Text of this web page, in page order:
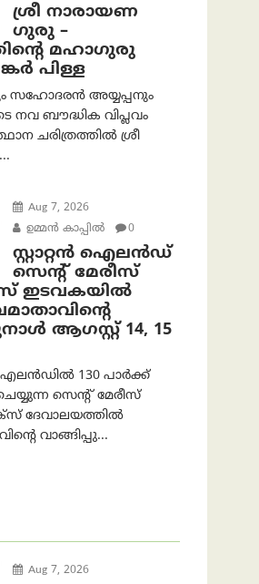
ശ്രീ നാരായണ
ഗുരു –
മഹാഗുരു
പിള്ള
സഹോദരൻ അയ്യപ്പനും
നവ ബൗദ്ധിക വിപ്ലവം
ചരിത്രത്തിൽ ശ്രീ
Aug 7, 2026
ഉമ്മന്‍ കാപ്പില്‍
0
സ്റ്റാറ്റൻ ഐലൻഡ്
സെന്റ് മേരീസ്
ഇടവകയിൽ
ആഗസ്റ്റ് 14, 15
ഐലൻഡിൽ 130 പാർക്ക്
സെന്റ് മേരീസ്
ദേവാലയത്തിൽ
വാങ്ങിപ്പു...
Aug 7, 2026